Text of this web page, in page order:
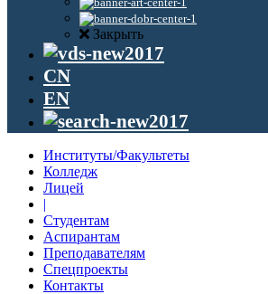
Закрыть
CN
EN
Институты/Факультеты
Колледж
Лицей
|
Студентам
Аспирантам
Преподавателям
Спецпроекты
Контакты